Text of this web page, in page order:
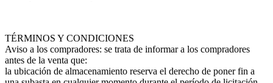
TÉRMINOS Y CONDICIONES
Aviso a los compradores: se trata de informar a los compradores
antes de la venta que:
la ubicación de almacenamiento reserva el derecho de poner fin a